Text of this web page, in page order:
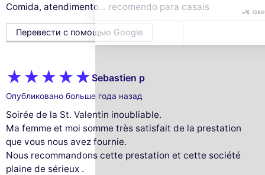
Comida, atendimento... recomendo para casais
Перевести с помощью Google
Sebastien p
Опубликовано больше года назад
Soirée de la St. Valentin inoubliable.
Ma femme et moi somme très satisfait de la prestation
que vous nous avez fournie.
Nous recommandons cette prestation et cette société
plaine de sérieux .